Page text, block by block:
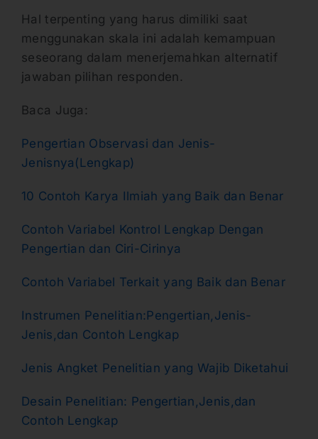
Hal terpenting yang harus dimiliki saat
menggunakan skala ini adalah kemampuan
seseorang dalam menerjemahkan alternatif
jawaban pilihan responden.
Baca Juga:
Pengertian Observasi dan Jenis-
Jenisnya(Lengkap)
10 Contoh Karya Ilmiah yang Baik dan Benar
Contoh Variabel Kontrol Lengkap Dengan
Pengertian dan Ciri-Cirinya
Contoh Variabel Terkait yang Baik dan Benar
Instrumen Penelitian:Pengertian,Jenis-
Jenis,dan Contoh Lengkap
Jenis Angket Penelitian yang Wajib Diketahui
Desain Penelitian: Pengertian,Jenis,dan
Contoh Lengkap